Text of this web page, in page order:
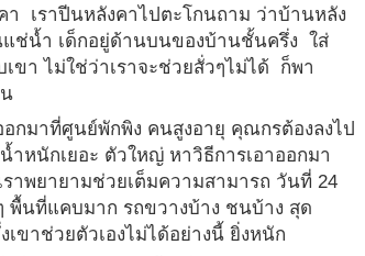
เราปีนหลังคาไปตะโกนถาม ว่าบ้านหลัง
ช่น้ำ เด็กอยู่ด้านบนของบ้านชั้นครึ่ง ใส่
ขา ไม่ใช่ว่าเราจะช่วยสั่วๆไม่ได้ ก็พา
อกมาที่ศูนย์พักพิง คนสูงอายุ คุณกรต้องลงไป
นักเยอะ ตัวใหญ่ หาวิธีการเอาออกมา
ราพยายามช่วยเต็มความสามารถ วันที่ 24
พื้นที่แคบมาก รถขวางบ้าง ชนบ้าง สุด
ขาช่วยตัวเองไม่ได้อย่างนี้ ยิ่งหนัก